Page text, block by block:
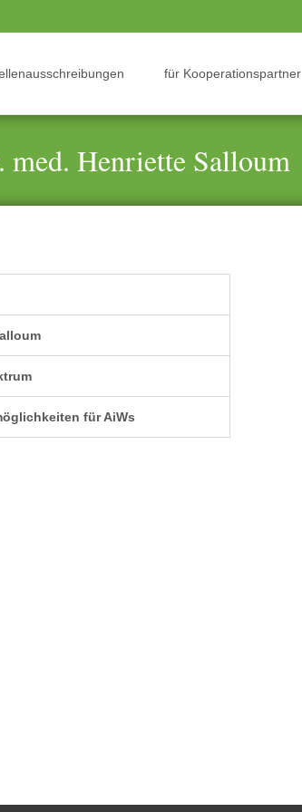
für Kooperationspartner
Henriette Salloum
für AiWs